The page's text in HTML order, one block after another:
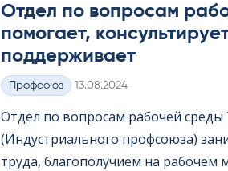
Отдел по вопросам
помогает,
поддерживает
Категории
Профсоюз Kirjoitettu
13.08.2024
Отдел по вопросам рабочей
(Индустриального профсоюза)
труда, благополучием на рабочем